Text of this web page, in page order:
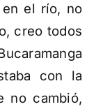
en el río, no
creo todos
con la
no cambió,